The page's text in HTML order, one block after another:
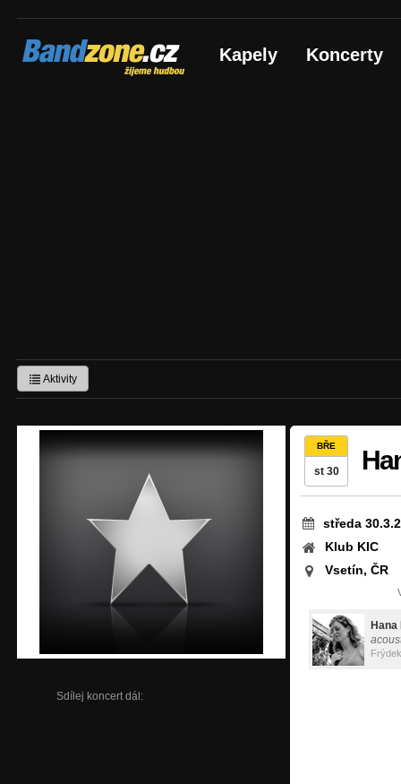
Bandzone.cz
žijeme hudbou Kapely Koncerty
Aktivity
Sdílej koncert dál:
BŘE
st 30
středa
Klub KIC
Vsetín, ČR